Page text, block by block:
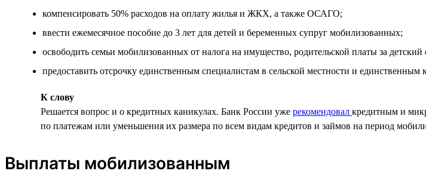
компенсировать 50% расходов на оплату жилья и ЖКХ, а также ОСАГО;
ввести ежемесячное пособие до 3 лет для детей и беременных супруг мобилизованных;
освободить семьи мобилизованных от налога на имущество, родительской платы за детский
предоставить отсрочку единственным специалистам в сельской местности и единственным
К слову
Решается вопрос и о кредитных каникулах. Банк России уже рекомендовал кредитным и
по платежам или уменьшения их размера по всем видам кредитов и займов на период
Выплаты мобилизованным